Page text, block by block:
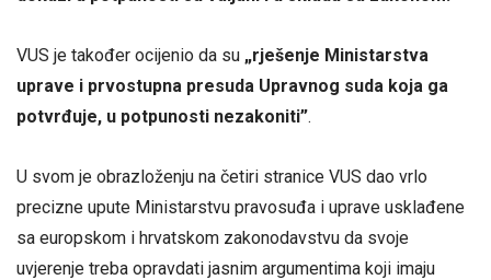
VUS je također ocijenio da su „rješenje Ministarstva
uprave i prvostupna presuda Upravnog suda koja ga
potvrđuje, u potpunosti nezakoniti”.
U svom je obrazloženju na četiri stranice VUS dao vrlo
precizne upute Ministarstvu pravosuđa i uprave usklađene
sa europskom i hrvatskom zakonodavstvu da svoje
uvjerenje treba opravdati jasnim argumentima koji imaju